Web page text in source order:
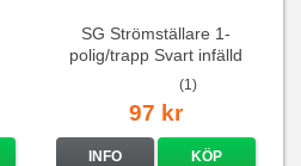
SG Strömställare 1-
polig/trapp Svart infälld
(1)
97 kr
INFO KÖP